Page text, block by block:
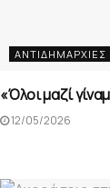
ΑΝΤΙΔΗΜΑΡΧΊΕΣ
«Όλοι μαζί
12/05/2026